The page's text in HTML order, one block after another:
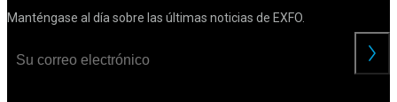
Manténgase al día sobre las últimas noticias de EXFO.